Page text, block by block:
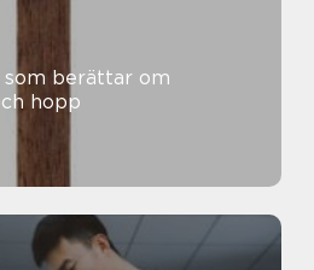
hopp